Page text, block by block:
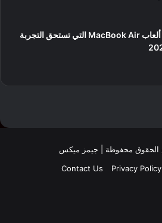
أفضل ألعاب MacBook Air التي تستحق التجربة
Privacy Policy
Contact Us